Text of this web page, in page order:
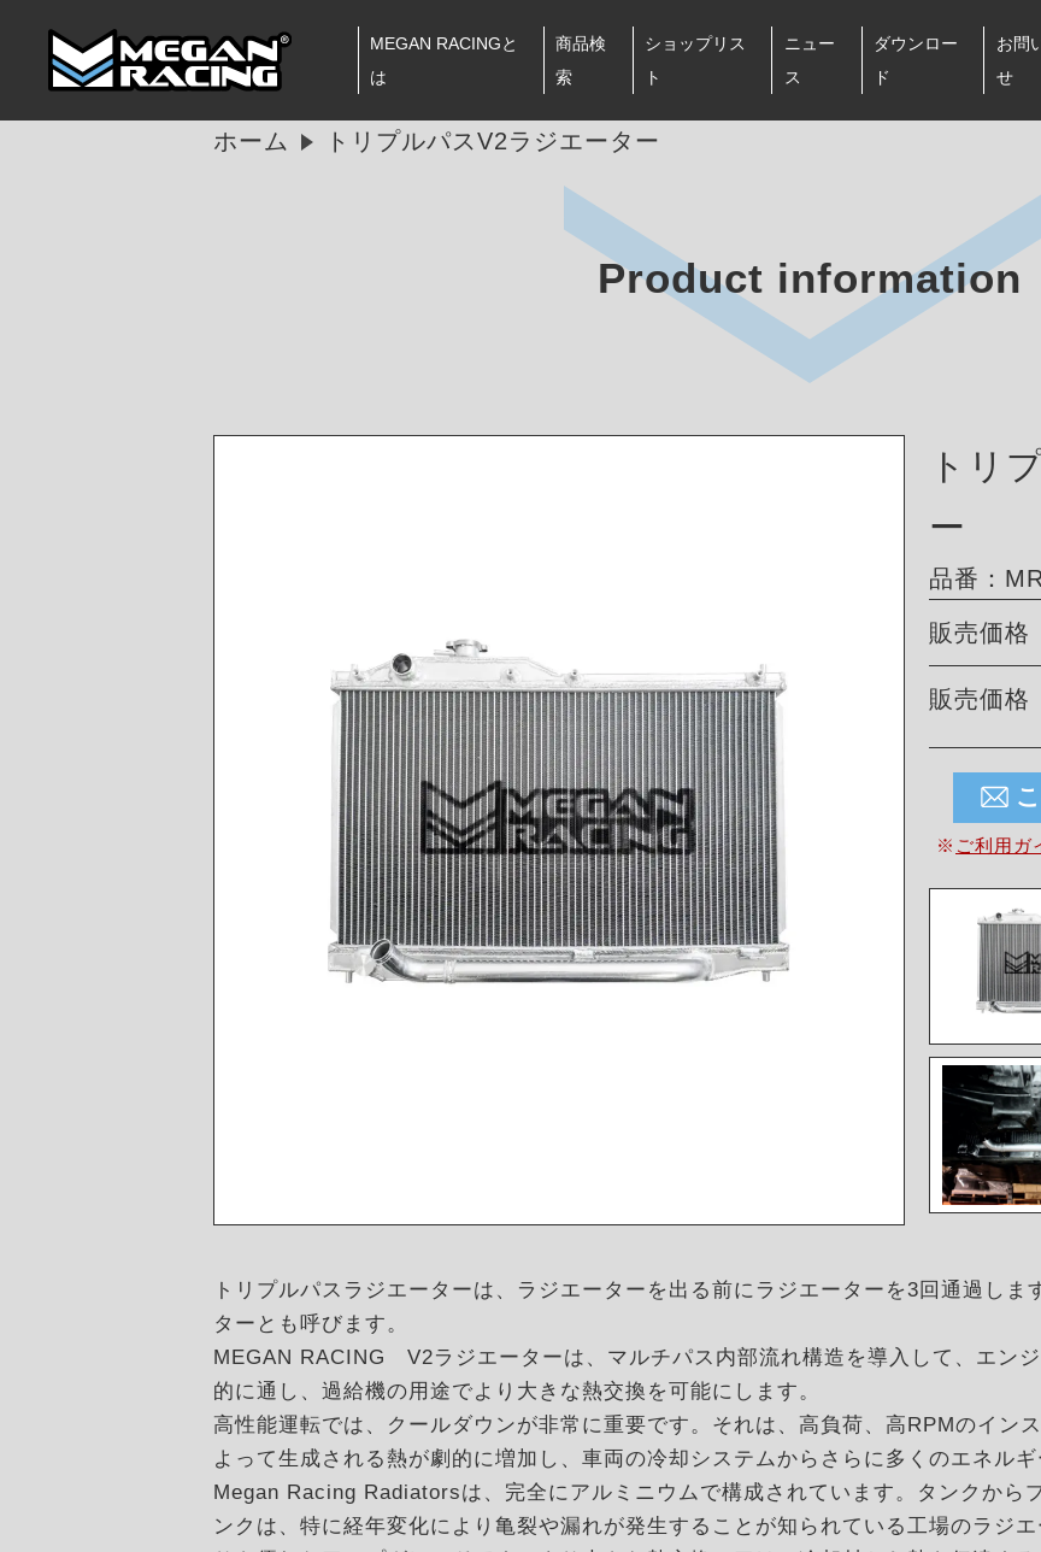
MEGAN RACINGと
は
商品検
索
ショップリス
ト
ニュー
ス
ダウンロー
ド
お問
せ
ホーム トリプルパスV2ラジエーター
Product information
トリ
ー
品番：
販売価格
販売価格
※ ご利用ガ
トリプルパスラジエーターは、ラジエーターを出る前にラジエーターを3回通過しま
ターとも呼びます。
MEGAN RACING V2ラジエーターは、マルチパス内部流れ構造を導入して、エン
的に通し、過給機の用途でより大きな熱交換を可能にします。
高性能運転では、クールダウンが非常に重要です。それは、高負荷、高RPMのイン
よって生成される熱が劇的に増加し、車両の冷却システムからさらに多くのエネルギ
Megan Racing Radiatorsは、完全にアルミニウムで構成されています。タンクから
ンクは、特に経年変化により亀裂や漏れが発生することが知られている工場のラジ